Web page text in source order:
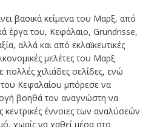
βασικά κείμενα του Μαρξ, από
έργα του, Κεφάλαιο, Grundrisse,
αλλά και από εκλαϊκευτικές
μελέτες του Μαρξ
πολλές χιλιάδες σελίδες, ενώ
Κεφαλαίου μπόρεσε να
βοηθά τον αναγνώστη να
κεντρικές έννοιες των αναλύσεών
χωρίς να χαθεί μέσα στο